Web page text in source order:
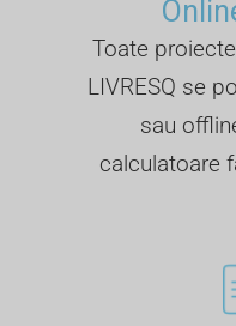
Toate
LIVRESQ se
sau
calculatoare